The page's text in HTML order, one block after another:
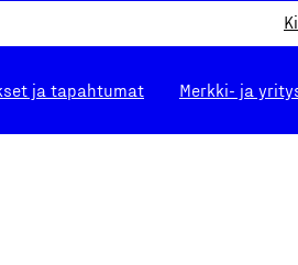
ja tapahtumat Merkki- ja